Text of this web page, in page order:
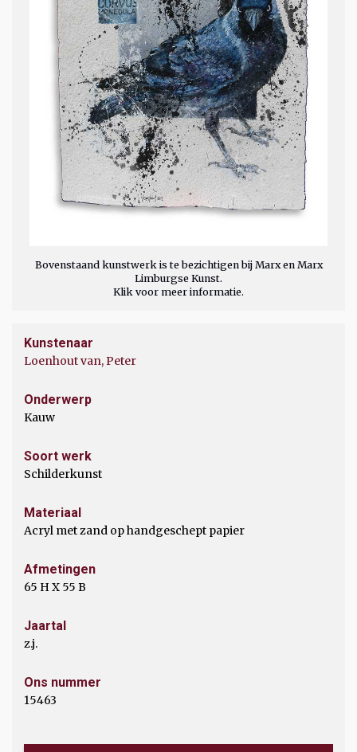
Bovenstaand kunstwerk is te bezichtigen bij Marx en Marx
Limburgse Kunst.
Klik voor meer informatie.
Kunstenaar
Loenhout van, Peter
Onderwerp
Kauw
Soort werk
Schilderkunst
Materiaal
Acryl met zand op handgeschept papier
Afmetingen
65 H X 55 B
Jaartal
z.j.
Ons nummer
15463